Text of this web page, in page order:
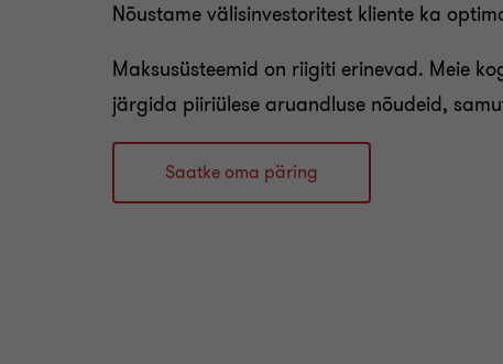
Nõustame välisinvestoritest kliente ka
Maksusüsteemid on riigiti erinevad. Meie
järgida piiriülese aruandluse nõudeid,
Saatke oma päring